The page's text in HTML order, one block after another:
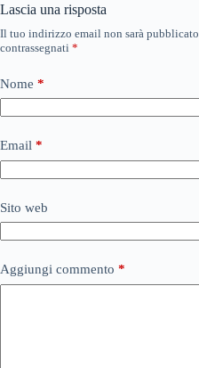
Lascia una risposta
Il tuo indirizzo email non sarà pubblicato.
contrassegnati *
Nome *
Email *
Sito web
Aggiungi commento *